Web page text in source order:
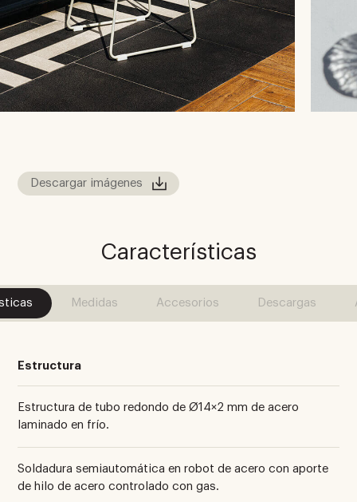
Descargar imágenes
Características
Medidas Accesorios Descargas
Estructura
Estructura de tubo redondo de Ø14×2 mm de acero
laminado en frío.
Soldadura semiautomática en robot de acero con aporte
de hilo de acero controlado con gas.